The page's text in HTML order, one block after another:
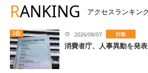
RANKING アクセスランキン
1位 2026/08/07 行政
消費者庁、人事異動を発